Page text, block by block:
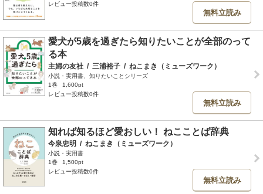
レビュー投稿数0件
無料立読み
愛犬が5歳を過ぎたら知りたいことが全部のって
る本
主婦の友社 / 三浦裕子 / ねこまき（ミューズワーク）
小説・実用書、知りたいことシリーズ
1巻
1,600pt
レビュー投稿数0件
無料立読み
知れば知るほど愛おしい！ ねこことば辞典
今泉忠明 / ねこまき（ミューズワーク）
小説・実用書
1巻
1,500pt
レビュー投稿数0件
無料立読み